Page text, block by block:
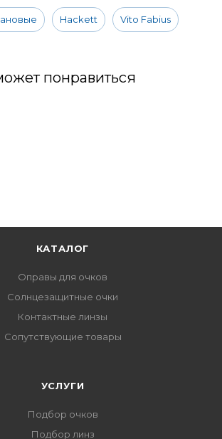
Hackett Vito Fabius
понравиться
КАТАЛОГ
Оправы для очков
Солнцезащитные очки
Контактные линзы
Сопутствующие товары
УСЛУГИ
Подбор очков
Подбор линз